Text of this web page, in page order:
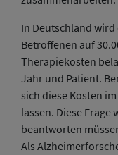
In Deutschland
Betroffenen auf
Therapiekosten
Jahr und Patient.
sich diese Kosten
lassen. Diese
beantworten
Als